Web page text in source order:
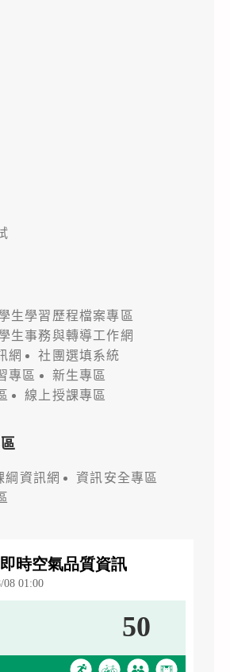
生學習歷程檔案專區
生事務與轉導工作網
網
社團選填系統
專區
新生專區
線上授課專區
綱資訊網
資訊安全專區